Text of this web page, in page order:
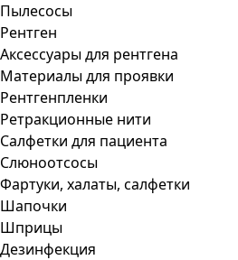
Пылесосы
Рентген
Аксессуары для рентгена
Материалы для проявки
Рентгенпленки
Ретракционные нити
Салфетки для пациента
Слюноотсосы
Фартуки, халаты, салфетки
Шапочки
Шприцы
Дезинфекция